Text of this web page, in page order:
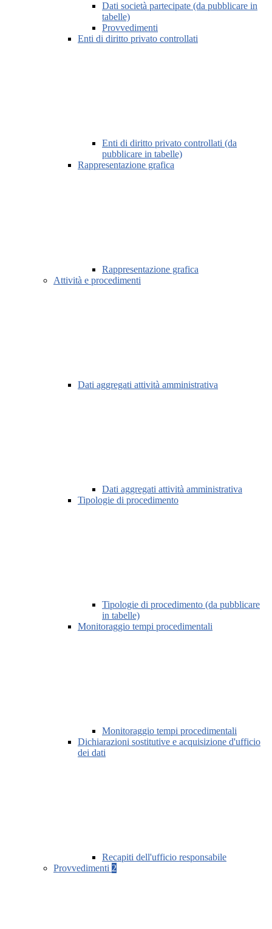
Dati società partecipate (da pubblicare in
tabelle)
Provvedimenti
Enti di diritto privato controllati
Enti di diritto privato controllati (da
pubblicare in tabelle)
Rappresentazione grafica
Rappresentazione grafica
Attività e procedimenti
Dati aggregati attività amministrativa
Dati aggregati attività amministrativa
Tipologie di procedimento
Tipologie di procedimento (da pubblicare
in tabelle)
Monitoraggio tempi procedimentali
Monitoraggio tempi procedimentali
Dichiarazioni sostitutive e acquisizione d'ufficio
dei dati
Recapiti dell'ufficio responsabile
Provvedimenti 2